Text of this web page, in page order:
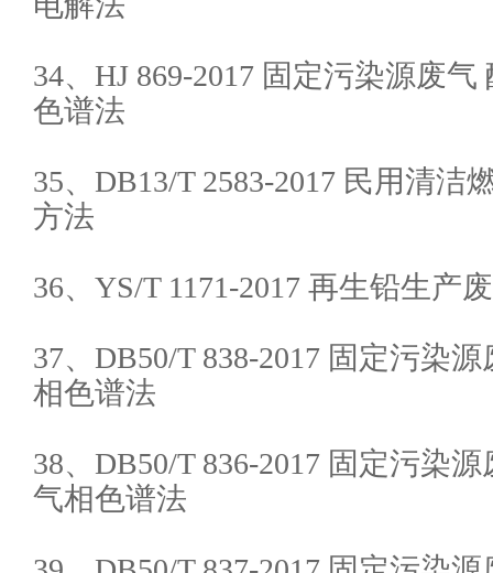
34、HJ 869-2017 固定污染源废
色谱法
35、DB13/T 2583-2017 民用清洁
方法
36、YS/T 1171-2017 再生铅生产
37、DB50/T 838-2017 固定污染
相色谱法
38、DB50/T 836-2017 固定污染
气相色谱法